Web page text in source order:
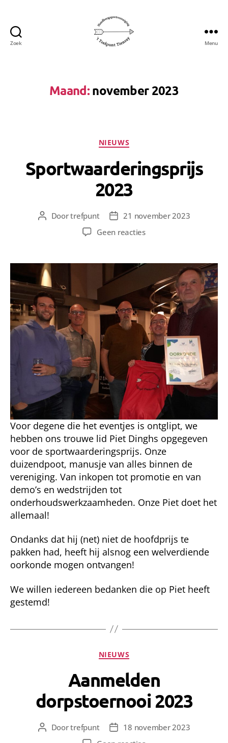
Zoek
uit
Tienray
Menu
Maand:november 2023
Categorieën
NIEUWS
Sportwaarderingsprijs
2023
Berichtauteur
Doortrefpunt Berichtdatum
21 november 2023
Geen reactiesop
Voor degene die het eventjes is ontglipt, we
hebben ons trouwe lid Piet Dinghs opgegeven
voor de sportwaarderingsprijs. Onze
duizendpoot, manusje van alles binnen de
vereniging. Van inkopen tot promotie en van
demo’s en wedstrijden tot
onderhoudswerkzaamheden. Onze Piet doet het
allemaal!
Ondanks dat hij (net) niet de hoofdprijs te
pakken had, heeft hij alsnog een welverdiende
oorkonde mogen ontvangen!
We willen iedereen bedanken die op Piet heeft
gestemd!
Categorieën
NIEUWS
Aanmelden
dorpstoernooi 2023
Berichtauteur
Doortrefpunt Berichtdatum
18 november 2023